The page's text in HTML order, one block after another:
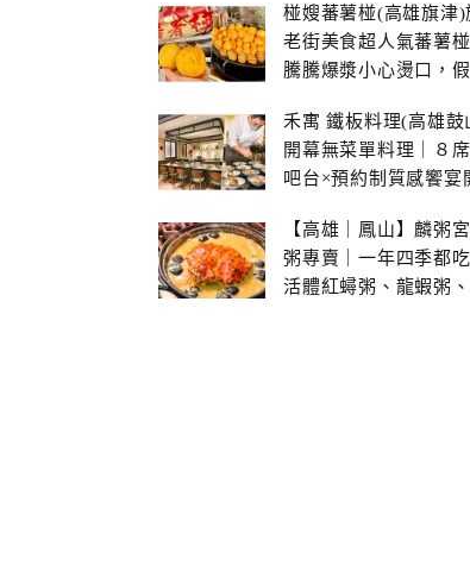
椪嫂蕃薯椪(高雄旗津)
老街美食超人氣蕃薯
騰騰爆漿小心燙口，
禾寓 鐵板料理(高雄鼓
開幕無菜單料理｜８
吧台×預約制質感饗宴
【高雄｜鳳山】麟粥
粥專賣｜一年四季都吃
活體紅蟳粥、龍蝦粥